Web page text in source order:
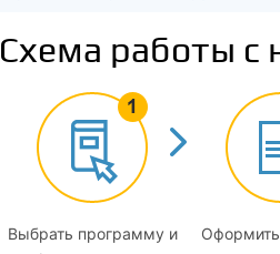
Схема работы с
Выбрать программу и